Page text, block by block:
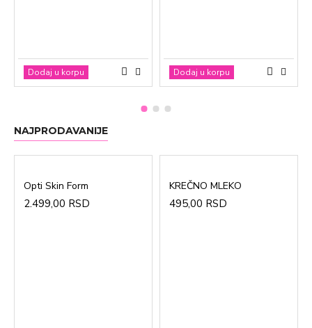
Dodaj u korpu Dodaj u korpu
NAJPRODAVANIJE
Opti Skin Form
2.499,00 RSD
KREČNO MLEKO
495,00 RSD